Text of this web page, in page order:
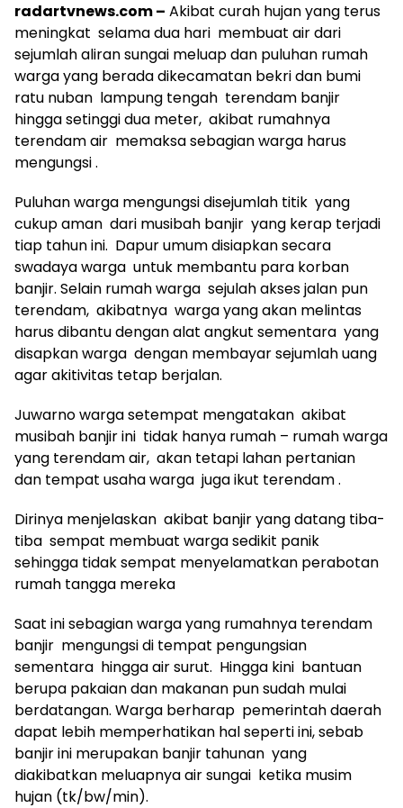
radartvnews.com – Akibat curah hujan yang terus
meningkat selama dua hari membuat air dari
sejumlah aliran sungai meluap dan puluhan rumah
warga yang berada dikecamatan bekri dan bumi
ratu nuban lampung tengah terendam banjir
hingga setinggi dua meter, akibat rumahnya
terendam air memaksa sebagian warga harus
mengungsi .
Puluhan warga mengungsi disejumlah titik yang
cukup aman dari musibah banjir yang kerap terjadi
tiap tahun ini. Dapur umum disiapkan secara
swadaya warga untuk membantu para korban
banjir. Selain rumah warga sejulah akses jalan pun
terendam, akibatnya warga yang akan melintas
harus dibantu dengan alat angkut sementara yang
disapkan warga dengan membayar sejumlah uang
agar akitivitas tetap berjalan.
Juwarno warga setempat mengatakan akibat
musibah banjir ini tidak hanya rumah – rumah warga
yang terendam air, akan tetapi lahan pertanian
dan tempat usaha warga juga ikut terendam .
Dirinya menjelaskan akibat banjir yang datang tiba-
tiba sempat membuat warga sedikit panik
sehingga tidak sempat menyelamatkan perabotan
rumah tangga mereka
Saat ini sebagian warga yang rumahnya terendam
banjir mengungsi di tempat pengungsian
sementara hingga air surut. Hingga kini bantuan
berupa pakaian dan makanan pun sudah mulai
berdatangan. Warga berharap pemerintah daerah
dapat lebih memperhatikan hal seperti ini, sebab
banjir ini merupakan banjir tahunan yang
diakibatkan meluapnya air sungai ketika musim
hujan (tk/bw/min).